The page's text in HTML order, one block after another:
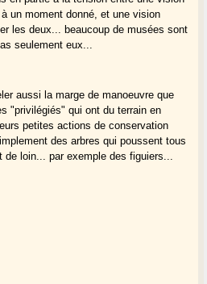
un moment donné, et une vision
les deux... beaucoup de musées sont
seulement eux...
aussi la marge de manoeuvre que
"privilégiés" qui ont du terrain en
petites actions de conservation
des arbres qui poussent tous
loin... par exemple des figuiers...